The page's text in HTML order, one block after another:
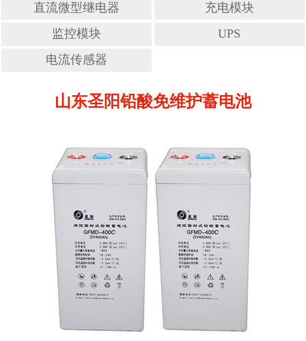
直流微型继电器
充电模块
监控模块
UPS
电流传感器
山东圣阳铅酸免维护蓄电池